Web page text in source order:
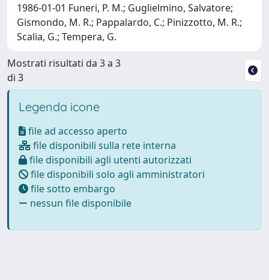
1986-01-01 Funeri, P. M.; Guglielmino, Salvatore;
Gismondo, M. R.; Pappalardo, C.; Pinizzotto, M. R.;
Scalia, G.; Tempera, G.
Mostrati risultati da 3 a 3
di 3
Legenda icone
file ad accesso aperto
file disponibili sulla rete interna
file disponibili agli utenti autorizzati
file disponibili solo agli amministratori
file sotto embargo
nessun file disponibile